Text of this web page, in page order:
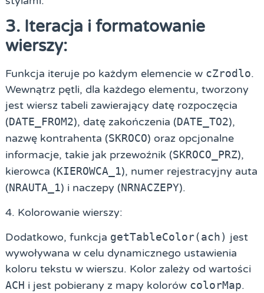
3. Iteracja i formatowanie
wierszy:
Funkcja iteruje po każdym elemencie w cZrodlo.
Wewnątrz pętli, dla każdego elementu, tworzony
jest wiersz tabeli zawierający datę rozpoczęcia
(DATE_FROM2), datę zakończenia (DATE_TO2),
nazwę kontrahenta (SKROCO) oraz opcjonalne
informacje, takie jak przewoźnik (SKROCO_PRZ),
kierowca (KIEROWCA_1), numer rejestracyjny auta
(NRAUTA_1) i naczepy (NRNACZEPY).
4. Kolorowanie wierszy:
Dodatkowo, funkcja getTableColor(ach) jest
wywoływana w celu dynamicznego ustawienia
koloru tekstu w wierszu. Kolor zależy od wartości
ACH i jest pobierany z mapy kolorów colorMap.